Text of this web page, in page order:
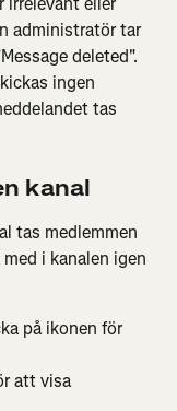
administratör tar
deleted".
ingen
tas
kanal
tas medlemmen
i kanalen igen
på ikonen för
att visa